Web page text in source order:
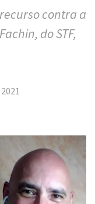
contra a
do STF,